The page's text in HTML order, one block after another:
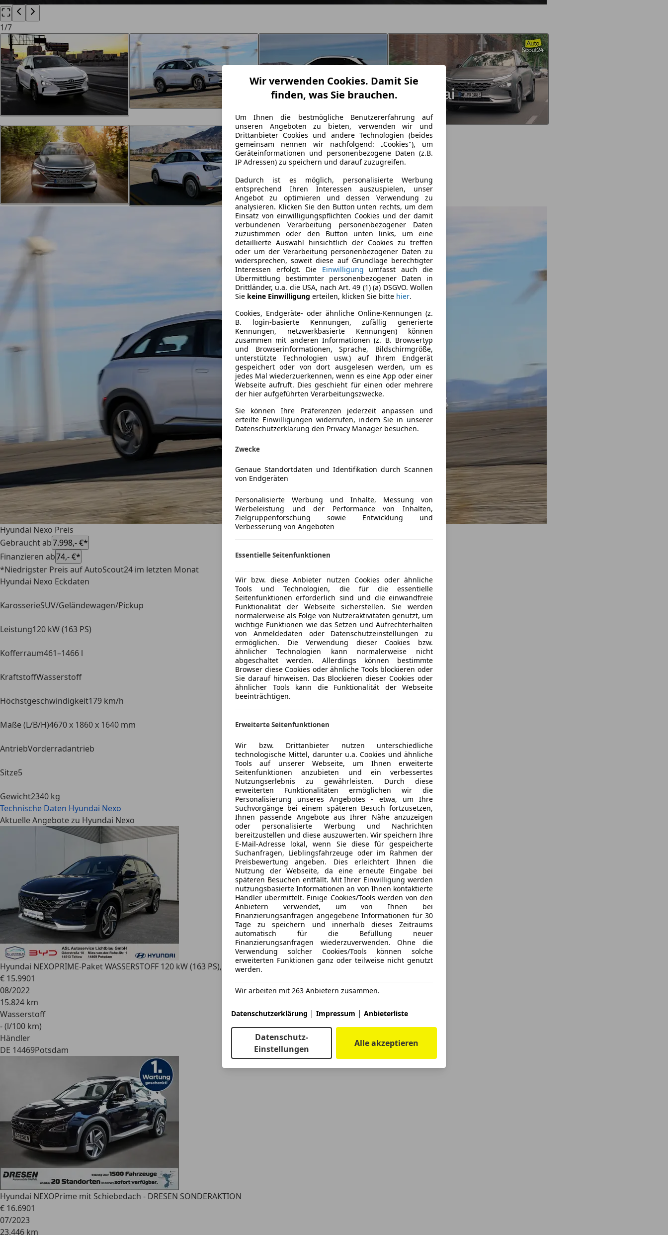
1/7
Hyundai Nexo Preis
Gebraucht ab7.998,- €*
Finanzieren ab74,- €*
*Niedrigster Preis auf AutoScout24 im letzten Monat
Hyundai Nexo Eckdaten
KarosserieSUV/Geländewagen/Pickup
Leistung120 kW (163 PS)
Kofferraum461–1466 l
KraftstoffWasserstoff
Höchstgeschwindigkeit179 km/h
Maße (L/B/H)4670 x 1860 x 1640 mm
AntriebVorderradantrieb
Sitze5
Gewicht2340 kg
Technische Daten Hyundai Nexo
Aktuelle Angebote zu Hyundai Nexo
Hyundai NEXOPRIME-Paket WASSERSTOFF 120 kW (163 PS), Automa...
€ 15.9901
08/2022
15.824 km
Wasserstoff
- (l/100 km)
Händler
DE 14469Potsdam
Hyundai NEXOPrime mit Schiebedach - DRESEN SONDERAKTION
€ 16.6901
07/2023
23.446 km
Wir verwenden Cookies. Damit Sie
finden, was Sie brauchen.
Um Ihnen die bestmögliche Benutzererfahrung auf
unseren Angeboten zu bieten, verwenden wir und
Drittanbieter Cookies und andere Technologien (beides
gemeinsam nennen wir nachfolgend: „Cookies"), um
Geräteinformationen und personenbezogene Daten (z.B.
IP Adressen) zu speichern und darauf zuzugreifen.
Dadurch ist es möglich, personalisierte Werbung
entsprechend Ihren Interessen auszuspielen, unser
Angebot zu optimieren und dessen Verwendung zu
analysieren. Klicken Sie den Button unten rechts, um dem
Einsatz von einwilligungspflichten Cookies und der damit
verbundenen Verarbeitung personenbezogener Daten
zuzustimmen oder den Button unten links, um eine
detaillierte Auswahl hinsichtlich der Cookies zu treffen
oder um der Verarbeitung personenbezogener Daten zu
widersprechen, soweit diese auf Grundlage berechtigter
Interessen erfolgt. Die Einwilligung umfasst auch die
Übermittlung bestimmter personenbezogener Daten in
Drittländer, u.a. die USA, nach Art. 49 (1) (a) DSGVO. Wollen
Sie keine Einwilligung erteilen, klicken Sie bitte hier.
Cookies, Endgeräte- oder ähnliche Online-Kennungen (z.
B. login-basierte Kennungen, zufällig generierte
Kennungen, netzwerkbasierte Kennungen) können
zusammen mit anderen Informationen (z. B. Browsertyp
und Browserinformationen, Sprache, Bildschirmgröße,
unterstützte Technologien usw.) auf Ihrem Endgerät
gespeichert oder von dort ausgelesen werden, um es
jedes Mal wiederzuerkennen, wenn es eine App oder einer
Webseite aufruft. Dies geschieht für einen oder mehrere
der hier aufgeführten Verarbeitungszwecke.
Sie können Ihre Präferenzen jederzeit anpassen und
erteilte Einwilligungen widerrufen, indem Sie in unserer
Datenschutzerklärung den Privacy Manager besuchen.
Zwecke
Genaue Standortdaten und Identifikation durch Scannen
von Endgeräten
Personalisierte Werbung und Inhalte, Messung von
Werbeleistung und der Performance von Inhalten,
Zielgruppenforschung sowie Entwicklung und
Verbesserung von Angeboten
Essentielle Seitenfunktionen
Wir bzw. diese Anbieter nutzen Cookies oder ähnliche
Tools und Technologien, die für die essentielle
Seitenfunktionen erforderlich sind und die einwandfreie
Funktionalität der Webseite sicherstellen. Sie werden
normalerweise als Folge von Nutzeraktivitäten genutzt, um
wichtige Funktionen wie das Setzen und Aufrechterhalten
von Anmeldedaten oder Datenschutzeinstellungen zu
ermöglichen. Die Verwendung dieser Cookies bzw.
ähnlicher Technologien kann normalerweise nicht
abgeschaltet werden. Allerdings können bestimmte
Browser diese Cookies oder ähnliche Tools blockieren oder
Sie darauf hinweisen. Das Blockieren dieser Cookies oder
ähnlicher Tools kann die Funktionalität der Webseite
beeinträchtigen.
Erweiterte Seitenfunktionen
Wir bzw. Drittanbieter nutzen unterschiedliche
technologische Mittel, darunter u.a. Cookies und ähnliche
Tools auf unserer Webseite, um Ihnen erweiterte
Seitenfunktionen anzubieten und ein verbessertes
Nutzungserlebnis zu gewährleisten. Durch diese
erweiterten Funktionalitäten ermöglichen wir die
Personalisierung unseres Angebotes - etwa, um Ihre
Suchvorgänge bei einem späteren Besuch fortzusetzen,
Ihnen passende Angebote aus Ihrer Nähe anzuzeigen
oder personalisierte Werbung und Nachrichten
bereitzustellen und diese auszuwerten. Wir speichern Ihre
E-Mail-Adresse lokal, wenn Sie diese für gespeicherte
Suchanfragen, Lieblingsfahrzeuge oder im Rahmen der
Preisbewertung angeben. Dies erleichtert Ihnen die
Nutzung der Webseite, da eine erneute Eingabe bei
späteren Besuchen entfällt. Mit Ihrer Einwilligung werden
nutzungsbasierte Informationen an von Ihnen kontaktierte
Händler übermittelt. Einige Cookies/Tools werden von den
Anbietern verwendet, um von Ihnen bei
Finanzierungsanfragen angegebene Informationen für 30
Tage zu speichern und innerhalb dieses Zeitraums
automatisch für die Befüllung neuer
Finanzierungsanfragen wiederzuverwenden. Ohne die
Verwendung solcher Cookies/Tools können solche
erweiterten Funktionen ganz oder teilweise nicht genutzt
werden.
Wir arbeiten mit 263 Anbietern zusammen.
Datenschutzerklärung | Impressum | Anbieterliste
Datenschutz-
Einstellungen
Alle akzeptieren